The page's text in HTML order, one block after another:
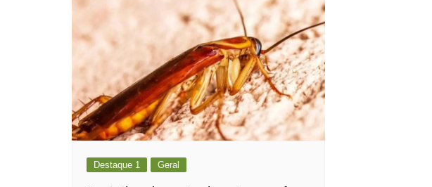
Destaque 1 Geral